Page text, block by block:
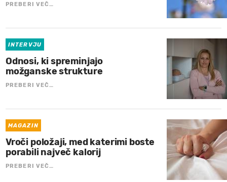
PREBERI VEČ…
INTERVJU
Odnosi, ki spreminjajo
možganske strukture
PREBERI VEČ…
MAGAZIN
Vroči položaji, med katerimi boste
porabili največ kalorij
PREBERI VEČ…